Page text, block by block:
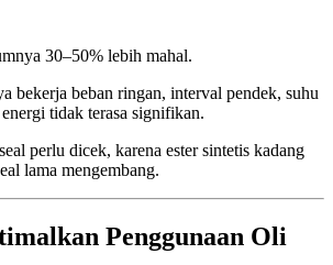
30–50% lebih mahal.
bekerja beban ringan, interval pendek, suhu
tidak terasa signifikan.
perlu dicek, karena ester sintetis kadang
lama mengembang.
Penggunaan Oli